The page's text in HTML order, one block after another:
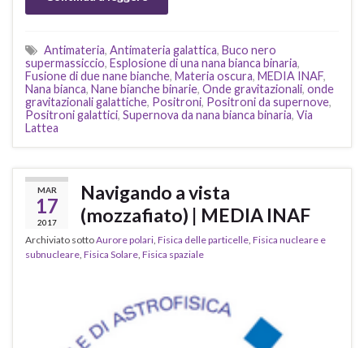
Antimateria, Antimateria galattica, Buco nero
supermassiccio, Esplosione di una nana bianca binaria,
Fusione di due nane bianche, Materia oscura, MEDIA INAF,
Nana bianca, Nane bianche binarie, Onde gravitazionali, onde
gravitazionali galattiche, Positroni, Positroni da supernove,
Positroni galattici, Supernova da nana bianca binaria, Via
Lattea
MAR
17
2017
Navigando a vista
(mozzafiato) | MEDIA INAF
Archiviato sottoAurore polari, Fisica delle particelle, Fisica nucleare e
subnucleare, Fisica Solare, Fisica spaziale